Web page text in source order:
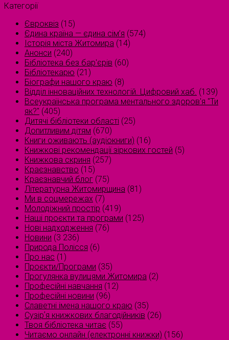
Категорії
Євроквіз (15)
Єдина країна — єдина сім’я (574)
Історія міста Житомира (14)
Анонси (240)
Бібліотека без бар'єрів (60)
Бібліотекарю (21)
Біографи нашого краю (8)
Відділ інноваційних технологій. Цифровий хаб. (139)
Всеукраїнська програма ментального здоров'я "Ти
як?" (405)
Дитячі бібліотеки області (25)
Допитливим дітям (670)
Книги оживають (аудіокниги) (16)
Книжкові рекомендації зіркових гостей (5)
Книжкова скриня (257)
Краєзнавство (15)
Краєзнавчий блог (75)
Літературна Житомирщина (81)
Ми в соцмережах (7)
Молодіжний простір (419)
Наші проєкти та програми (125)
Нові надходження (76)
Новини (3 236)
Природа Полісся (6)
Про нас (1)
Проєкти/Програми (35)
Прогулянка вулицями Житомира (2)
Професійні навчання (12)
Професійні новини (96)
Славетні імена нашого краю (35)
Сузірʼя книжкових благодійників (26)
Твоя бібліотека читає (55)
Читаємо онлайн (електронні книжки) (156)